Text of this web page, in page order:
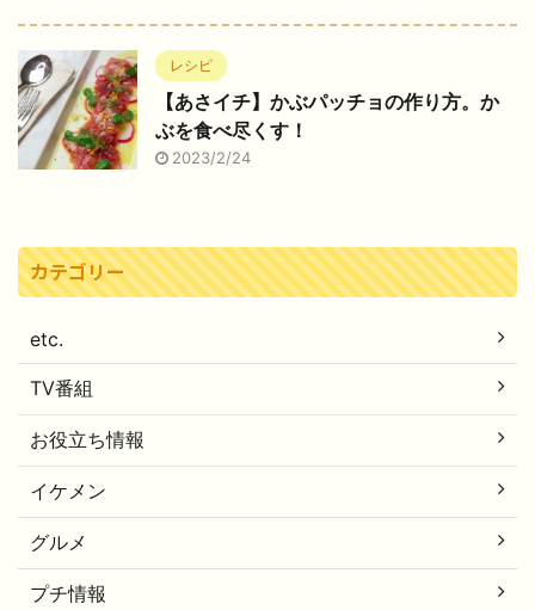
レシピ
【あさイチ】かぶパッチョの作り方。か
ぶを食べ尽くす！
2023/2/24
カテゴリー
etc.
TV番組
お役立ち情報
イケメン
グルメ
プチ情報